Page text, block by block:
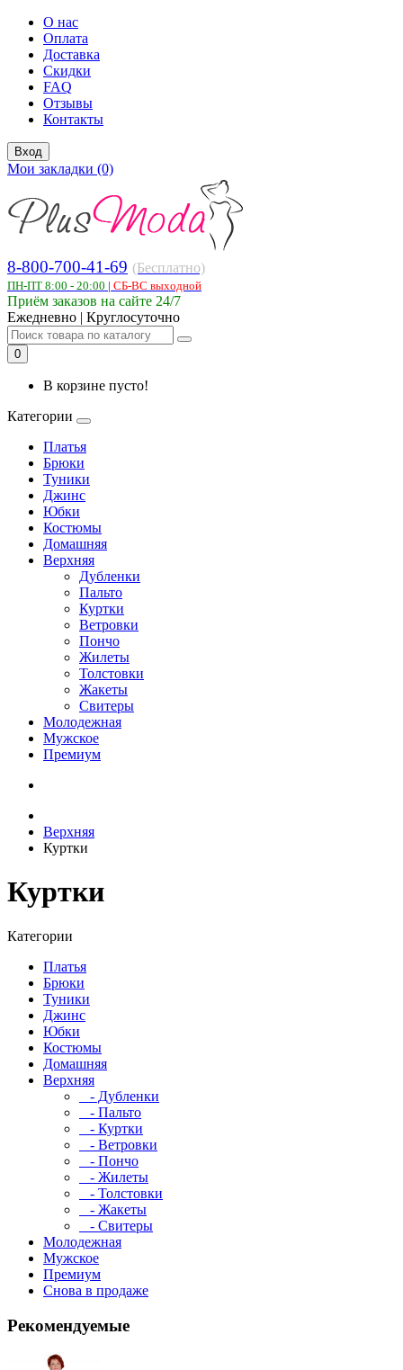
О нас
Оплата
Доставка
Скидки
FAQ
Отзывы
Контакты
Вход
Мои закладки (0)
8-800-700-41-69 (Бесплатно)
ПН-ПТ 8:00 - 20:00 | СБ-ВС выходной
Приём заказов на сайте 24/7
Ежедневно | Круглосуточно
0
В корзине пусто!
Категории
Платья
Брюки
Туники
Джинс
Юбки
Костюмы
Домашняя
Верхняя
Дубленки
Пальто
Куртки
Ветровки
Пончо
Жилеты
Толстовки
Жакеты
Свитеры
Молодежная
Мужское
Премиум
Верхняя
Куртки
Куртки
Категории
Платья
Брюки
Туники
Джинс
Юбки
Костюмы
Домашняя
Верхняя
- Дубленки
- Пальто
- Куртки
- Ветровки
- Пончо
- Жилеты
- Толстовки
- Жакеты
- Свитеры
Молодежная
Мужское
Премиум
Снова в продаже
Рекомендуемые